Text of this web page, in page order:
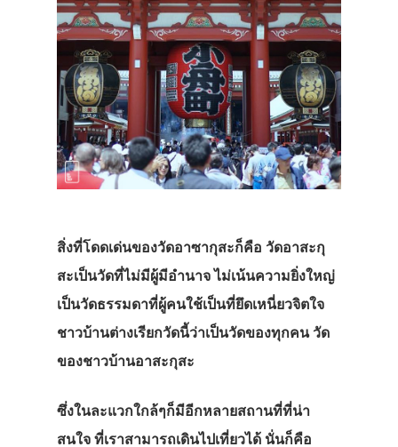
สิ่งที่โดดเด่นของวัดอาซากุสะก็คือ วัดอาสะกุ
สะเป็นวัดที่ไม่มีผู้มีอำนาจ ไม่เน้นความยิ่งใหญ่
เป็นวัดธรรมดาที่ผู้คนใช้เป็นที่ยึดเหนี่ยวจิตใจ
ชาวบ้านต่างเรียกวัดนี้ว่าเป็นวัดของทุกคน วัด
ของชาวบ้านอาสะกุสะ
ซึ่งในละแวกใกล้ๆก็มีอีกหลายสถานที่ที่น่า
สนใจ ที่เราสามารถเดินไปเที่ยวได้ นั่นก็คือ